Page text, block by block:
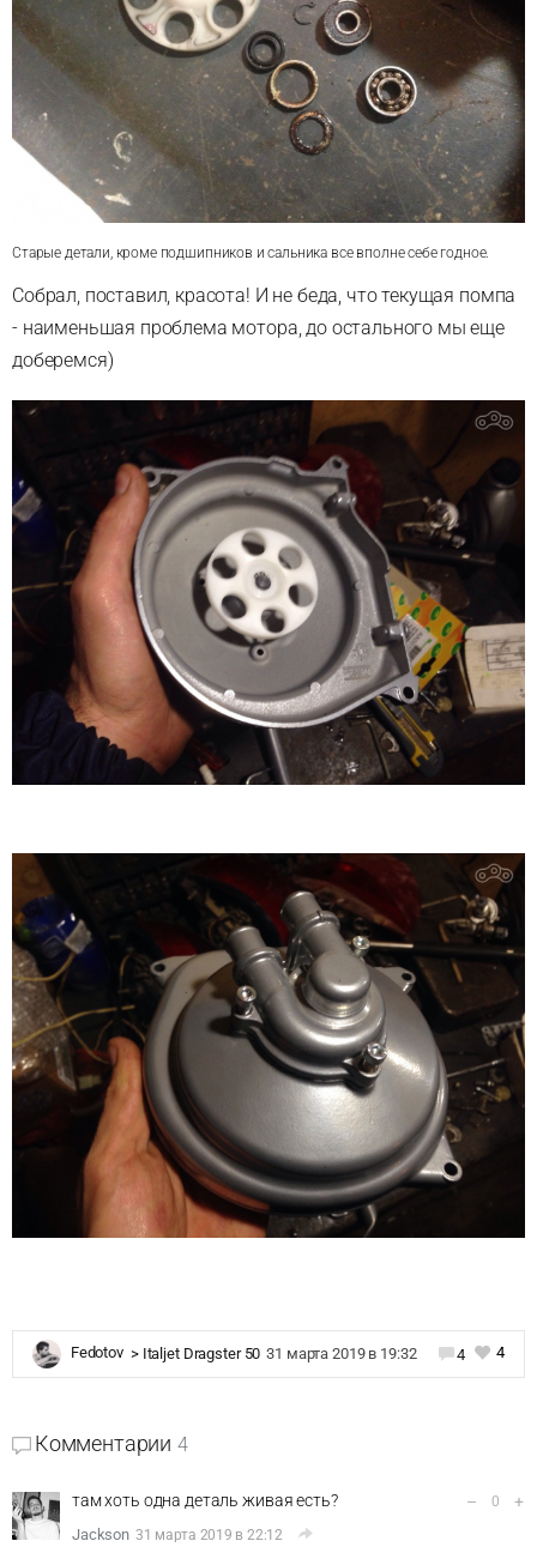
Старые детали, кроме подшипников и сальника все вполне себе годное.
Собрал, поставил, красота! И не беда, что текущая помпа
- наименьшая проблема мотора, до остального мы еще
доберемся)
Fedotov > Italjet Dragster 50 31 марта 2019 в 19:32 4 4
Комментарии 4
там хоть одна деталь живая есть?
Jackson 31 марта 2019 в 22:12
– 0 +